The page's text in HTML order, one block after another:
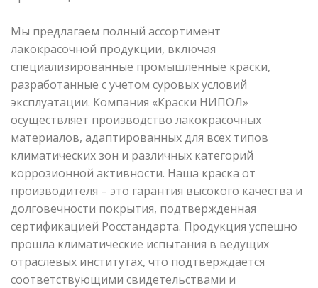
Мы предлагаем полный ассортимент
лакокрасочной продукции, включая
специализированные промышленные краски,
разработанные с учетом суровых условий
эксплуатации. Компания «Краски НИПОЛ»
осуществляет производство лакокрасочных
материалов, адаптированных для всех типов
климатических зон и различных категорий
коррозионной активности. Наша краска от
производителя – это гарантия высокого качества и
долговечности покрытия, подтвержденная
сертификацией Росстандарта. Продукция успешно
прошла климатические испытания в ведущих
отраслевых институтах, что подтверждается
соответствующими свидетельствами и